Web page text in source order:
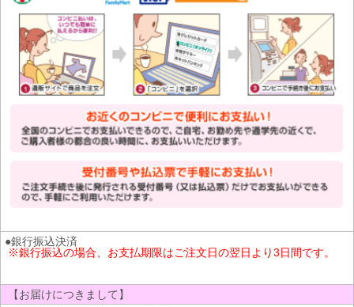
●銀行振込決済
※銀行振込の場合、お支払期限はご注文日の翌日より3日間です。
【お届けにつきまして】